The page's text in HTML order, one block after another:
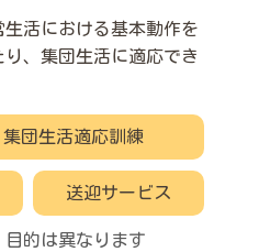
活における基本動作を
、集団生活に適応でき
集団生活適応訓練
送迎サービス
的は異なります